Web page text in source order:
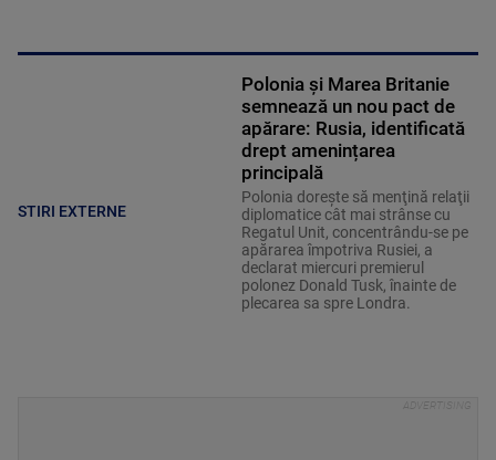
STIRI EXTERNE
Polonia și Marea Britanie
semnează un nou pact de
apărare: Rusia, identificată
drept amenințarea
principală
Polonia doreşte să menţină relaţii
diplomatice cât mai strânse cu
Regatul Unit, concentrându-se pe
apărarea împotriva Rusiei, a
declarat miercuri premierul
polonez Donald Tusk, înainte de
plecarea sa spre Londra.